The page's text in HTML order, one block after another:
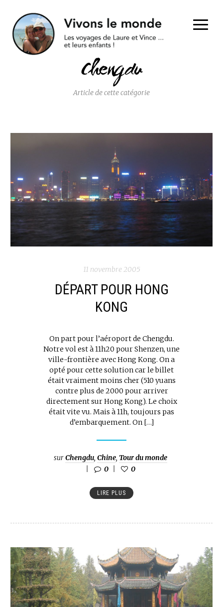
Chengdu
Article de cette catégorie
11 novembre 2005
DÉPART POUR HONG
KONG
On part pour l’aéroport de Chengdu.
Notre vol est à 11h20 pour Shenzen, une
ville-frontière avec Hong Kong. On a
opté pour cette solution car le billet
était vraiment moins cher (510 yuans
contre plus de 2000 pour arriver
directement sur Hong Kong). Le choix
était vite vu. Mais à 11h, toujours pas
d’embarquement. On […]
surChengdu, Chine, Tour du monde
0
0
LIRE PLUS